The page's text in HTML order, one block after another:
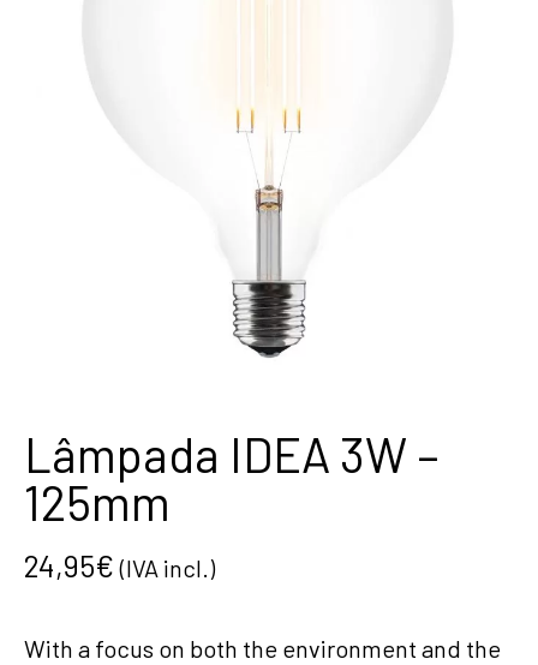
Lâmpada IDEA 3W –
125mm
24,95€ (IVA incl.)
With a focus on both the environment and the